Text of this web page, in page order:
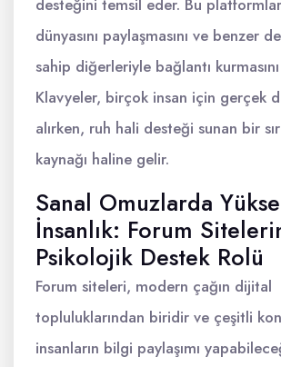
desteğini temsil eder. Bu
dünyasını paylaşmasını ve benzer
sahip diğerleriyle bağlantı
Klavyeler, birçok insan için gerçek
alırken, ruh hali desteği sunan bir
kaynağı haline gelir.
Sanal Omuzlarda
İnsanlık: Forum
Psikolojik Destek Rolü
Forum siteleri, modern çağın dijital
topluluklarından biridir ve çeşitli
insanların bilgi paylaşımı